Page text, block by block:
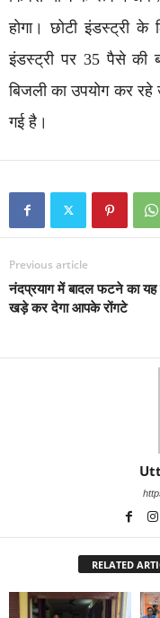
होगा। छोटी इंडस्ट्री
इंडस्ट्री पर 35 पैसे की
बिजली का उपयोग कर रहे
गई है।
Previous article
नंदप्रयाग में बादल फटने का यह
खड़े कर देगा आपके रोंगटे
RELATED